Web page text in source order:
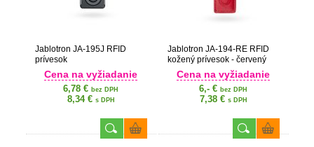
Jablotron JA-195J RFID
prívesok
Cena na vyžiadanie
6,78 € bez DPH
8,34 € s DPH
Jablotron JA-194-RE RFID
kožený prívesok - červený
Cena na vyžiadanie
6,- € bez DPH
7,38 € s DPH